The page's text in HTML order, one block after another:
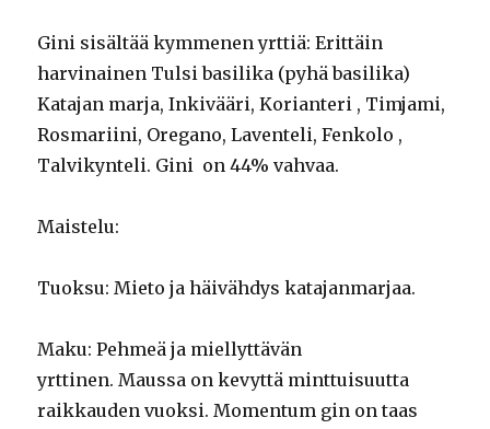
Gini sisältää kymmenen yrttiä: Erittäin
harvinainen Tulsi basilika (pyhä basilika)
Katajan marja, Inkivääri, Korianteri , Timjami,
Rosmariini, Oregano, Laventeli, Fenkolo ,
Talvikynteli. Gini on 44% vahvaa.
Maistelu:
Tuoksu: Mieto ja häivähdys katajanmarjaa.
Maku: Pehmeä ja miellyttävän
yrttinen. Maussa on kevyttä minttuisuutta
raikkauden vuoksi. Momentum gin on taas